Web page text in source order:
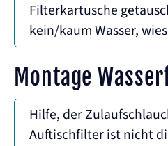
Filterkartusche
kein/kaum Wasser,
Montage
Hilfe, der
Auftischfilter ist nicht